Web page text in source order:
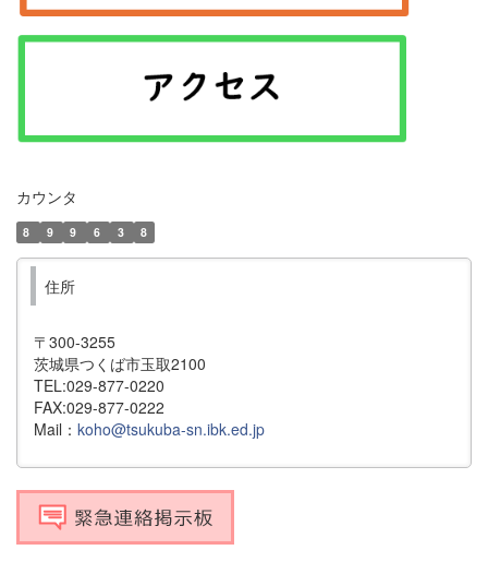
カウンタ
8 9 9 6 3 8
住所
〒300-3255
茨城県つくば市玉取2100
TEL:029-877-0220
FAX:029-877-0222
Mail： koho@tsukuba-sn.ibk.ed.jp